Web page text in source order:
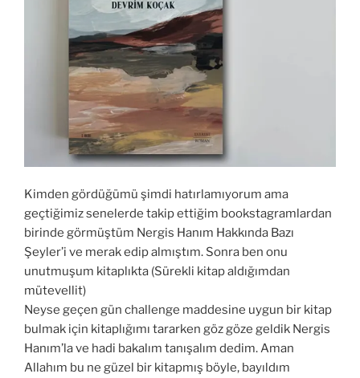
Kimden gördüğümü şimdi hatırlamıyorum ama
geçtiğimiz senelerde takip ettiğim bookstagramlardan
birinde görmüştüm Nergis Hanım Hakkında Bazı
Şeyler’i ve merak edip almıştım. Sonra ben onu
unutmuşum kitaplıkta (Sürekli kitap aldığımdan
mütevellit)
Neyse geçen gün challenge maddesine uygun bir kitap
bulmak için kitaplığımı tararken göz göze geldik Nergis
Hanım’la ve hadi bakalım tanışalım dedim. Aman
Allahım bu ne güzel bir kitapmış böyle, bayıldım